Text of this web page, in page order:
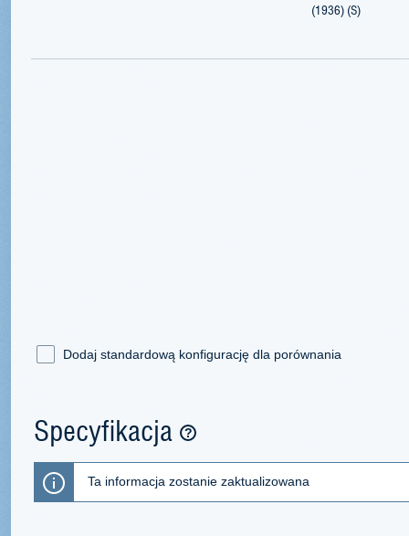
(1936) (S)
Dodaj standardową konfigurację dla porównania
Specyfikacja
Ta informacja zostanie zaktualizowana